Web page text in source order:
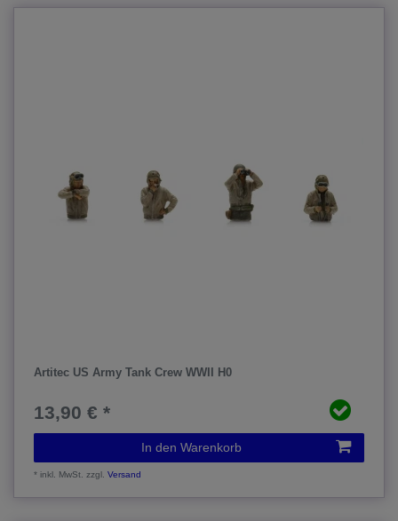
Artitec US Army Tank Crew WWII H0
13,90 € *
In den Warenkorb
*inkl. MwSt. zzgl.Versand